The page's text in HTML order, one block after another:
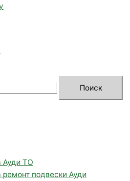
Поиск
Ауди ТО
подвески Ауди